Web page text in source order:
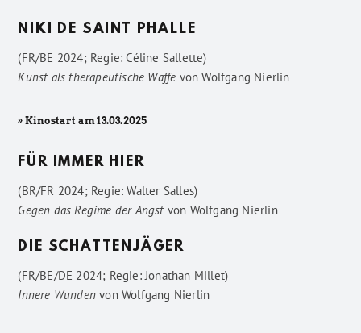
NIKI DE SAINT PHALLE
(FR/BE 2024; Regie: Céline Sallette)
Kunst als therapeutische Waffe vonWolfgang Nierlin
» Kinostart am 13.03.2025
FÜR IMMER HIER
(BR/FR 2024; Regie: Walter Salles)
Gegen das Regime der Angstvon Wolfgang Nierlin
DIE SCHATTENJÄGER
(FR/BE/DE 2024; Regie: Jonathan Millet)
Innere Wunden vonWolfgang Nierlin